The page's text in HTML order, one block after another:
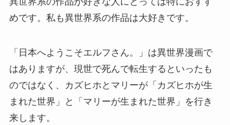
めです。私も異世界系の作品は大好きです。
「日本へようこそエルフさん。」は異世界漫画で
はありますが、現世で死んで転生するといったも
のではなく、カズヒホとマリーが「カズヒホが生
まれた世界」と「マリーが生まれた世界」を行き
来します。